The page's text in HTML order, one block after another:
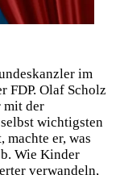
im
FDP. Olaf Scholz
mit der
wichtigsten
machte er, was
Wie Kinder
verwandeln,